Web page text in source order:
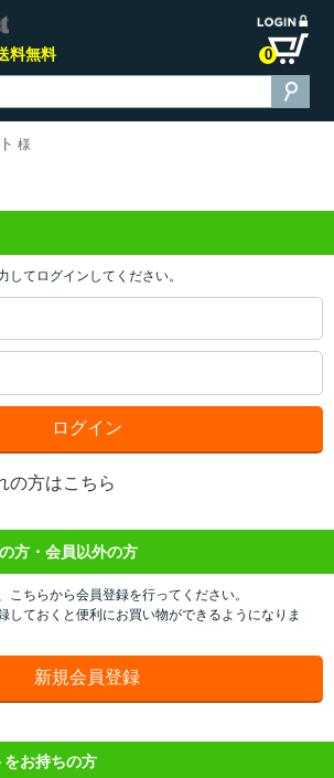
料無料 0
様
してログインしてください。
の方はこちら
方・会員以外の方
こちらから会員登録を行ってください。
しておくと便利にお買い物ができるようになりま
お持ちの方